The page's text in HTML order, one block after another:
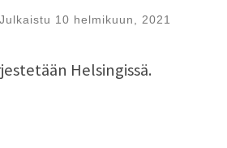
Julkaistu 10 helmikuun, 2021
Helsingissä.